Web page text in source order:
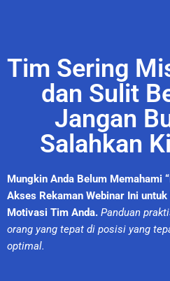
Tim Sering
dan Sulit
Jangan
Salahkan
Mungkin Anda Belum Memahami
Akses Rekaman Webinar Ini
Motivasi Tim Anda. Panduan
orang yang tepat di posisi yang
optimal.